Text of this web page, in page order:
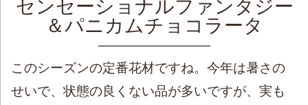
センセーショナルファンタジー
＆パニカムチョコラータ
このシーズンの定番花材ですね。今年は暑さの
せいで、状態の良くない品が多いですが、実も